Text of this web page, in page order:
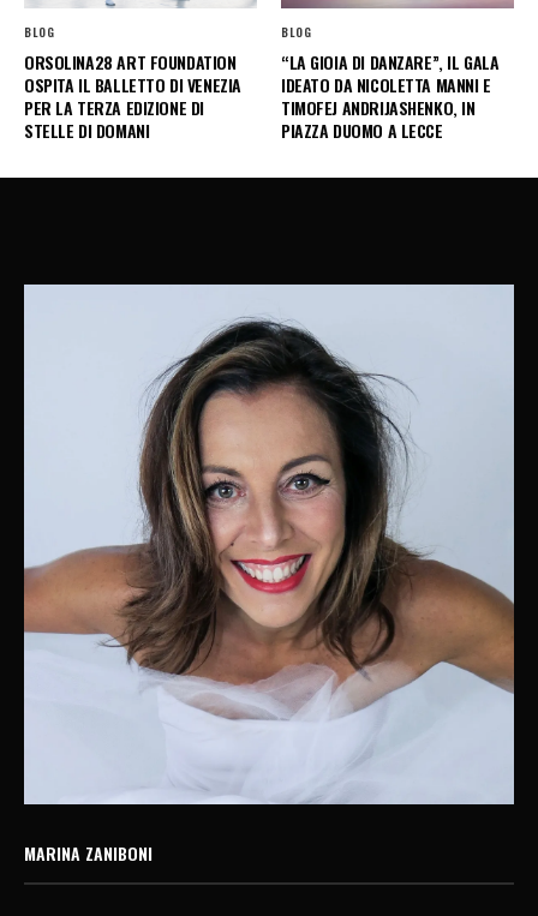
BLOG
ORSOLINA28 ART FOUNDATION
OSPITA IL BALLETTO DI VENEZIA
PER LA TERZA EDIZIONE DI
STELLE DI DOMANI
BLOG
“LA GIOIA DI DANZARE”, IL GALA
IDEATO DA NICOLETTA MANNI E
TIMOFEJ ANDRIJASHENKO, IN
PIAZZA DUOMO A LECCE
MARINA ZANIBONI